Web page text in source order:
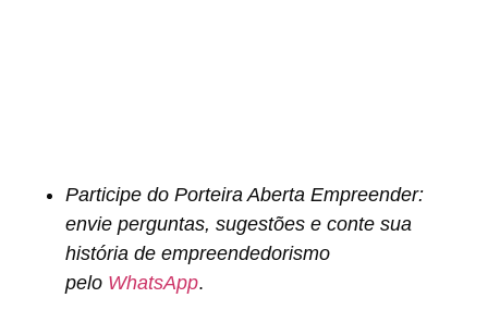
Participe do Porteira Aberta Empreender:
envie perguntas, sugestões e conte sua
história de empreendedorismo
pelo WhatsApp.